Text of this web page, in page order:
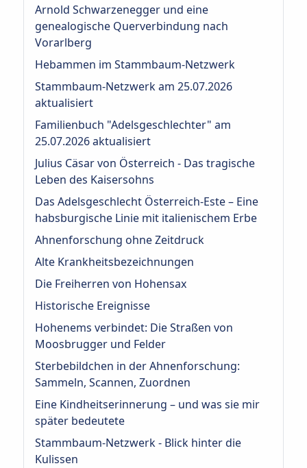
Arnold Schwarzenegger und eine
genealogische Querverbindung nach
Vorarlberg
Hebammen im Stammbaum-Netzwerk
Stammbaum-Netzwerk am 25.07.2026
aktualisiert
Familienbuch "Adelsgeschlechter" am
25.07.2026 aktualisiert
Julius Cäsar von Österreich - Das tragische
Leben des Kaisersohns
Das Adelsgeschlecht Österreich‑Este – Eine
habsburgische Linie mit italienischem Erbe
Ahnenforschung ohne Zeitdruck
Alte Krankheitsbezeichnungen
Die Freiherren von Hohensax
Historische Ereignisse
Hohenems verbindet: Die Straßen von
Moosbrugger und Felder
Sterbebildchen in der Ahnenforschung:
Sammeln, Scannen, Zuordnen
Eine Kindheitserinnerung – und was sie mir
später bedeutete
Stammbaum-Netzwerk - Blick hinter die
Kulissen